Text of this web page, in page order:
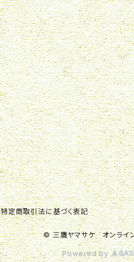
特定商取引法に基づく表記
© 三鷹ヤマサケ オンライ
Powered by